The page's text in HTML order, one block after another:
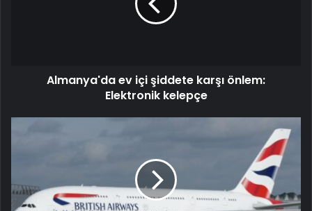
Almanya'da ev içi şiddete karşı önlem:
Elektronik kelepçe